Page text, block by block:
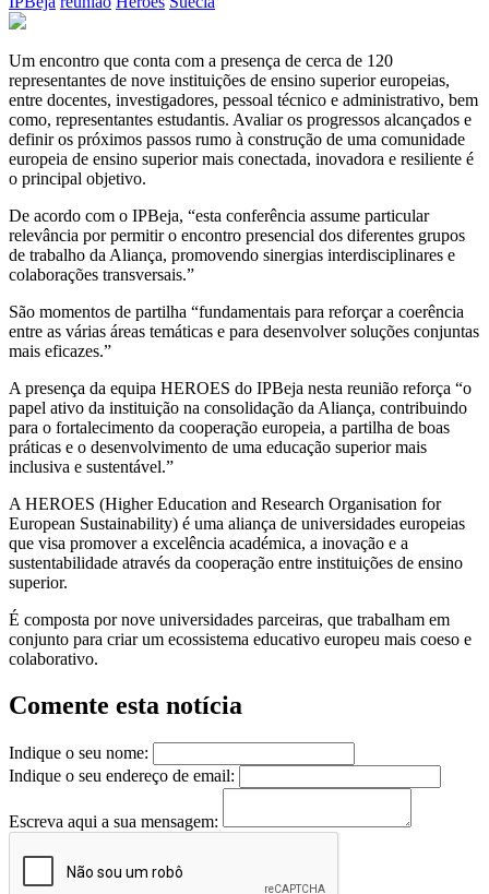
Um encontro que conta com a presença de cerca de 120
representantes de nove instituições de ensino superior europeias,
entre docentes, investigadores, pessoal técnico e administrativo, bem
como, representantes estudantis. Avaliar os progressos alcançados e
definir os próximos passos rumo à construção de uma comunidade
europeia de ensino superior mais conectada, inovadora e resiliente é
o principal objetivo.
De acordo com o IPBeja, “esta conferência assume particular
relevância por permitir o encontro presencial dos diferentes grupos
de trabalho da Aliança, promovendo sinergias interdisciplinares e
colaborações transversais.”
São momentos de partilha “fundamentais para reforçar a coerência
entre as várias áreas temáticas e para desenvolver soluções conjuntas
mais eficazes.”
A presença da equipa HEROES do IPBeja nesta reunião reforça “o
papel ativo da instituição na consolidação da Aliança, contribuindo
para o fortalecimento da cooperação europeia, a partilha de boas
práticas e o desenvolvimento de uma educação superior mais
inclusiva e sustentável.”
A HEROES (Higher Education and Research Organisation for
European Sustainability) é uma aliança de universidades europeias
que visa promover a excelência académica, a inovação e a
sustentabilidade através da cooperação entre instituições de ensino
superior.
É composta por nove universidades parceiras, que trabalham em
conjunto para criar um ecossistema educativo europeu mais coeso e
colaborativo.
Comente esta notícia
Indique o seu nome:
Indique o seu endereço de email:
Escreva aqui a sua mensagem: